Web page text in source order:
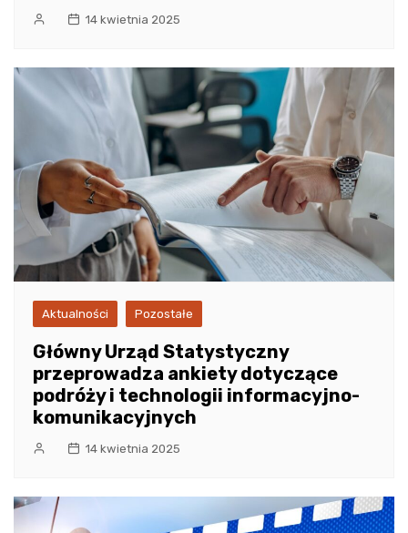
14 kwietnia 2025
Aktualności Pozostałe
Główny Urząd Statystyczny
przeprowadza ankiety dotyczące
podróży i technologii informacyjno-
komunikacyjnych
14 kwietnia 2025